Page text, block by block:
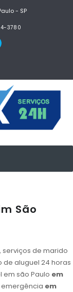
- SP
3780
São
, serviços de marido
de aluguel 24 horas
em são Paulo em
em